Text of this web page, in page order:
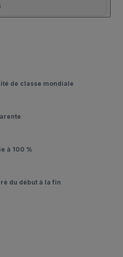
de classe mondiale
à 100 %
du début à la fin